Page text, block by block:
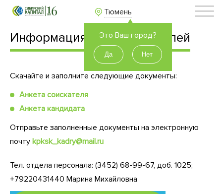
Тюмень
Это Ваш город?
Информация для соискателей
Скачайте и заполните следующие документы:
Анкета соискателя
Анкета кандидата
Отправьте заполненные документы на электронную
почту kpksk_kadry@mail.ru
Тел. отдела персонала: (3452) 68-99-67, доб. 1025;
+79220431440 Марина Михайловна